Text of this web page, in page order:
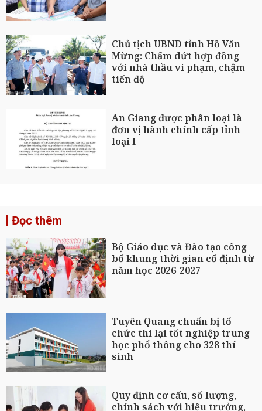
Chủ tịch UBND tỉnh Hồ Văn
Mừng: Chấm dứt hợp đồng
với nhà thầu vi phạm, chậm
tiến độ
An Giang được phân loại là
đơn vị hành chính cấp tỉnh
loại I
Đọc thêm
Bộ Giáo dục và Đào tạo công
bố khung thời gian cố định từ
năm học 2026-2027
Tuyên Quang chuẩn bị tổ
chức thi lại tốt nghiệp trung
học phổ thông cho 328 thí
sinh
Quy định cơ cấu, số lượng,
chính sách với hiệu trưởng,